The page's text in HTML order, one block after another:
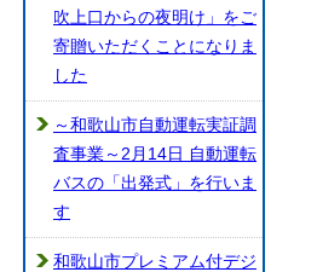
吹上口からの夜明け」をご
寄贈いただくことになりま
した
～和歌山市自動運転実証調
査事業～2月14日 自動運転
バスの「出発式」を行いま
す
和歌山市プレミアム付デジ